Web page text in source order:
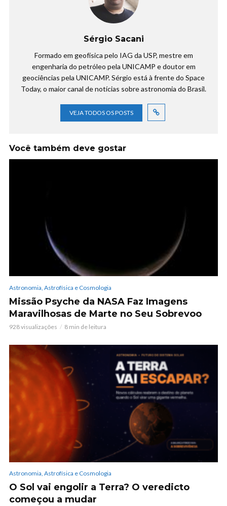
Sérgio Sacani
Formado em geofísica pelo IAG da USP, mestre em
engenharia do petróleo pela UNICAMP e doutor em
geociências pela UNICAMP. Sérgio está à frente do Space
Today, o maior canal de notícias sobre astronomia do Brasil.
VEJA TODOS OS POSTS
Você também deve gostar
Astronomia, Astrofísica e Cosmologia
Missão Psyche da NASA Faz Imagens
Maravilhosas de Marte no Seu Sobrevoo
928 visualizações 8 min de leitura
Astronomia, Astrofísica e Cosmologia
O Sol vai engolir a Terra? O veredicto
começou a mudar